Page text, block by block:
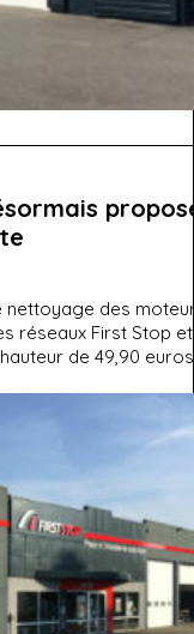
nettoyage des
réseaux First Stop et
de 49,90 euros